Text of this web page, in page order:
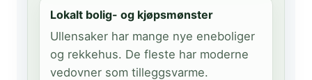
Lokalt bolig- og kjøpsmønster
Ullensaker har mange nye eneboliger
og rekkehus. De fleste har moderne
vedovner som tilleggsvarme.